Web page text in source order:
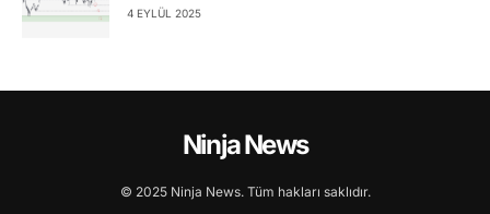
4 EYLÜL 2025
Ninja News
© 2025 Ninja News. Tüm hakları saklıdır.